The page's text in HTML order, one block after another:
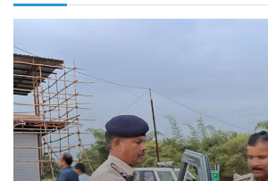
5
1
विशेष प्रवर्तन अभियान में
2
वेयरहाउस कॉरपोरेशन के जिला
क्लर्क को मिली कमान, ‘चाबी के
Pavan Jat August 5,
नपा सहकारी समिति में 25 लाख